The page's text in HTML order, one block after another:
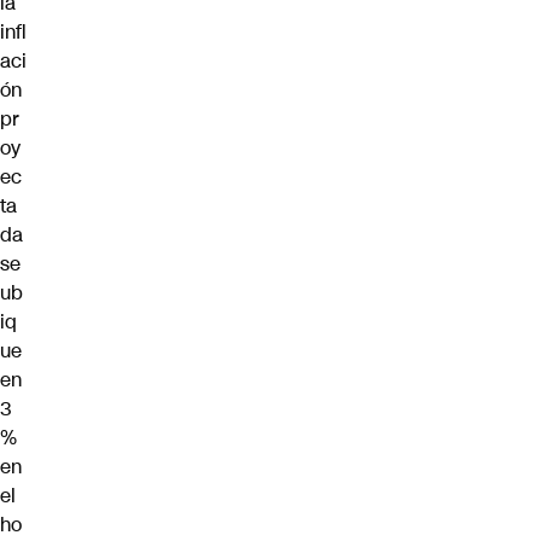
infl
aci
ón
pr
oy
ec
ta
da
se
ub
iq
ue
en
3
%
en
el
ho